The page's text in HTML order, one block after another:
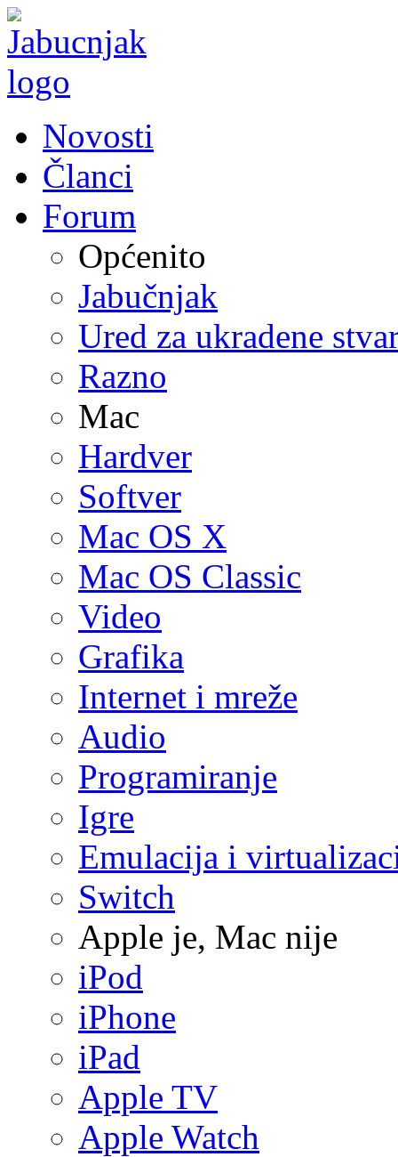
Novosti
Članci
Forum
Općenito
Jabučnjak
Ured za ukradene
Razno
Mac
Hardver
Softver
Mac OS X
Mac OS Classic
Video
Grafika
Internet i mreže
Audio
Programiranje
Igre
Emulacija i
Switch
Apple je, Mac nije
iPod
iPhone
iPad
Apple TV
Apple Watch